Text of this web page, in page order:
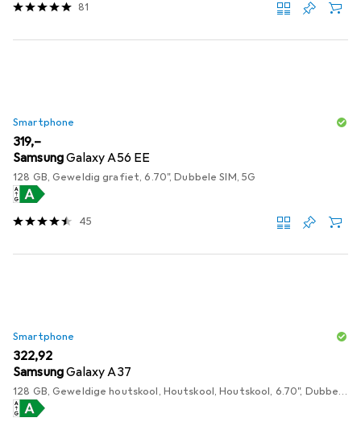
81
Smartphone
EUR
319,–
SamsungGalaxy A56 EE
128 GB, Geweldig grafiet, 6.70", Dubbele SIM, 5G
45
Smartphone
EUR
322,92
SamsungGalaxy A37
128 GB, Geweldige houtskool, Houtskool, Houtskool, 6.70", Dubbele SIM, 5G